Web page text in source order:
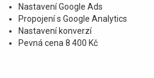
Nastavení Google Ads
Propojení s Google Analytics
Nastavení konverzí
Pevná cena 8 400 Kč